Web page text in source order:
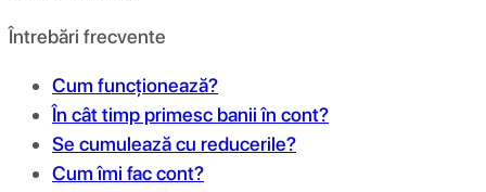
Întrebări frecvente
Cum funcționează?
În cât timp primesc banii în cont?
Se cumulează cu reducerile?
Cum îmi fac cont?